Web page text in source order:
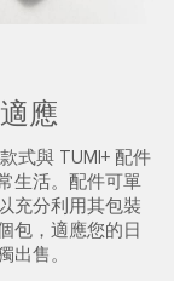
應
式與 TUMI+ 配件
生活。配件可單
充分利用其包裝
包，適應您的日
出售。